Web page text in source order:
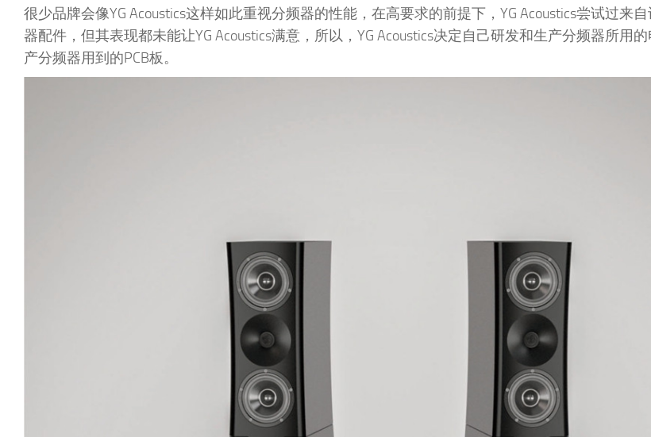
很少品牌会像YG Acoustics这样如此重视分频器的性能，在高要求的前提下，YG Acoustics尝试过来
器配件，但其表现都未能让YG Acoustics满意，所以，YG Acoustics决定自己研发和生产分频器所用
产分频器用到的PCB板。